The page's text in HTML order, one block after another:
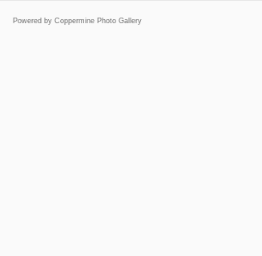
Powered by Coppermine Photo Gallery